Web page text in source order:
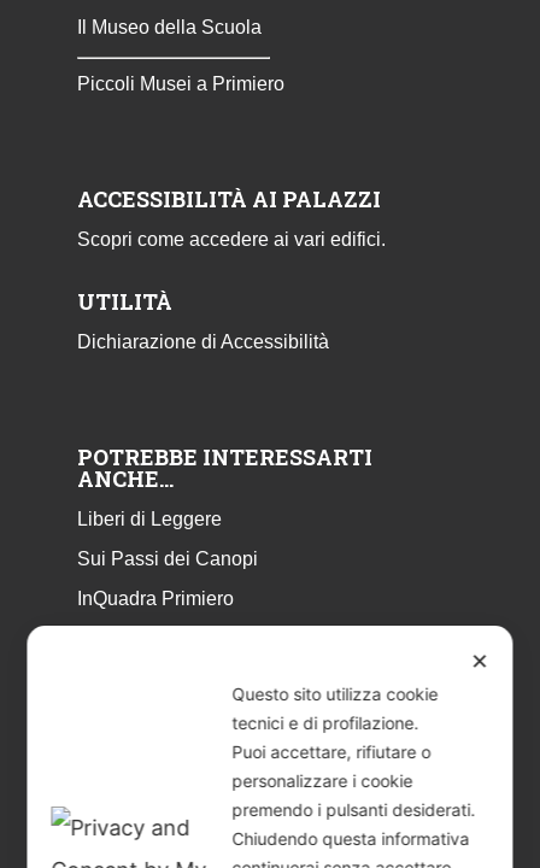
Il Museo della Scuola
Piccoli Musei a Primiero
ACCESSIBILITÀ AI PALAZZI
Scopri come accedere ai vari edifici.
UTILITÀ
Dichiarazione di Accessibilità
POTREBBE INTERESSARTI
ANCHE…
Liberi di Leggere
Sui Passi dei Canopi
InQuadra Primiero
Libretto Eventi – estate 2026
✕
Questo sito utilizza cookie
tecnici e di profilazione.
Puoi accettare, rifiutare o
personalizzare i cookie
premendo i pulsanti desiderati.
Chiudendo questa informativa